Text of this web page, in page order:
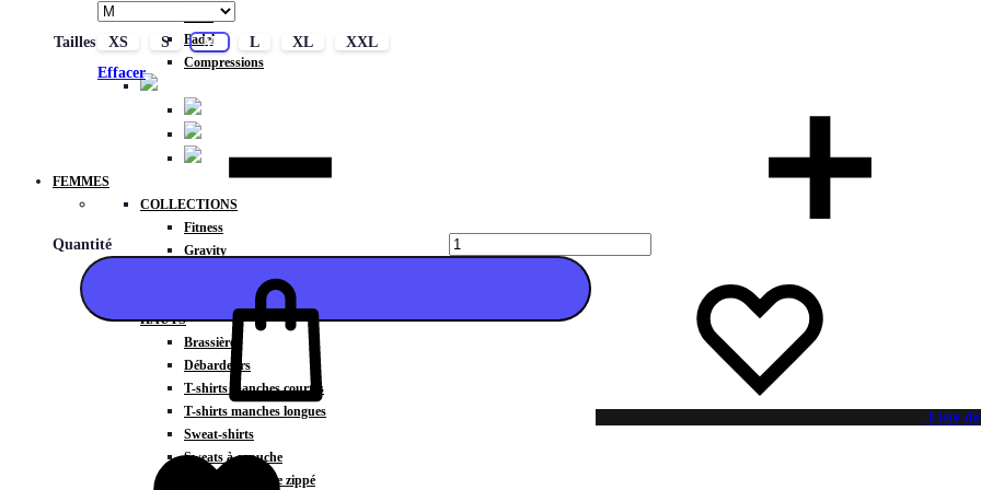
Padel
Compressions
FEMMES
COLLECTIONS
Fitness
Gravity
HAUTS
Brassières
Débardeurs
T-shirts manches courtes
T-shirts manches longues
Sweat-shirts
Sweats à capuche
Sweats à capuche zippé
Tailles XS S M L XL
XXL
Effacer
Quantité
Liste